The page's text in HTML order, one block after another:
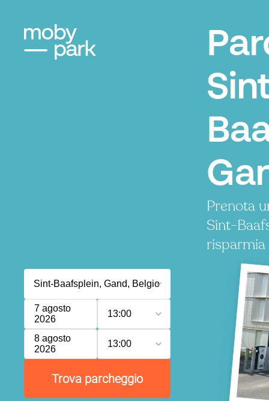
Prenota
Sint-
risparmia
7 agosto
2026
13:00
8 agosto
2026
13:00
Trova parcheggio